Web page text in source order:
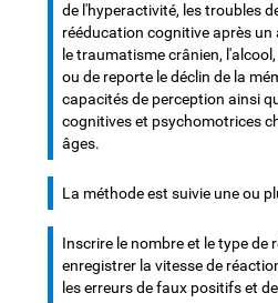
de l'hyperactivité, les troubles
rééducation cognitive après
le traumatisme crânien,
ou de reporte le déclin de la
capacités de perception ainsi
cognitives et psychomotrices
âges.
La méthode est suivie une ou
Inscrire le nombre et le type de
enregistrer la vitesse de
les erreurs de faux positifs et